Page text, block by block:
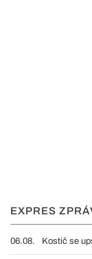
EXPRES
06.08. Kostič se